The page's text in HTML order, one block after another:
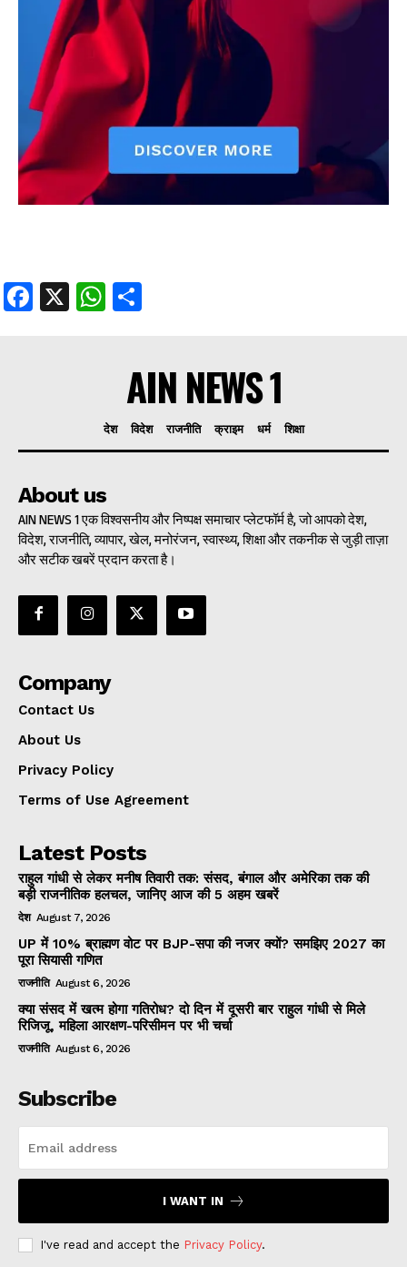
Facebook
X WhatsApp
Share
Facebook
X WhatsApp
AIN NEWS 1
देश विदेश राजनीति क्राइम धर्म शिक्षा
About us
AIN NEWS 1 एक विश्वसनीय और निष्पक्ष समाचार प्लेटफॉर्म है, जो आपको देश,
विदेश, राजनीति, व्यापार, खेल, मनोरंजन, स्वास्थ्य, शिक्षा और तकनीक से जुड़ी ताज़ा
और सटीक खबरें प्रदान करता है।
Company
Contact Us
About Us
Privacy Policy
Terms of Use Agreement
Latest Posts
राहुल गांधी से लेकर मनीष तिवारी तक: संसद, बंगाल और अमेरिका तक की
बड़ी राजनीतिक हलचल, जानिए आज की 5 अहम खबरें
देश August 7, 2026
UP में 10% ब्राह्मण वोट पर BJP-सपा की नजर क्यों? समझिए 2027 का
पूरा सियासी गणित
राजनीति August 6, 2026
क्या संसद में खत्म होगा गतिरोध? दो दिन में दूसरी बार राहुल गांधी से मिले
रिजिजू, महिला आरक्षण-परिसीमन पर भी चर्चा
राजनीति August 6, 2026
Subscribe
I WANT IN
I've read and accept the Privacy Policy.